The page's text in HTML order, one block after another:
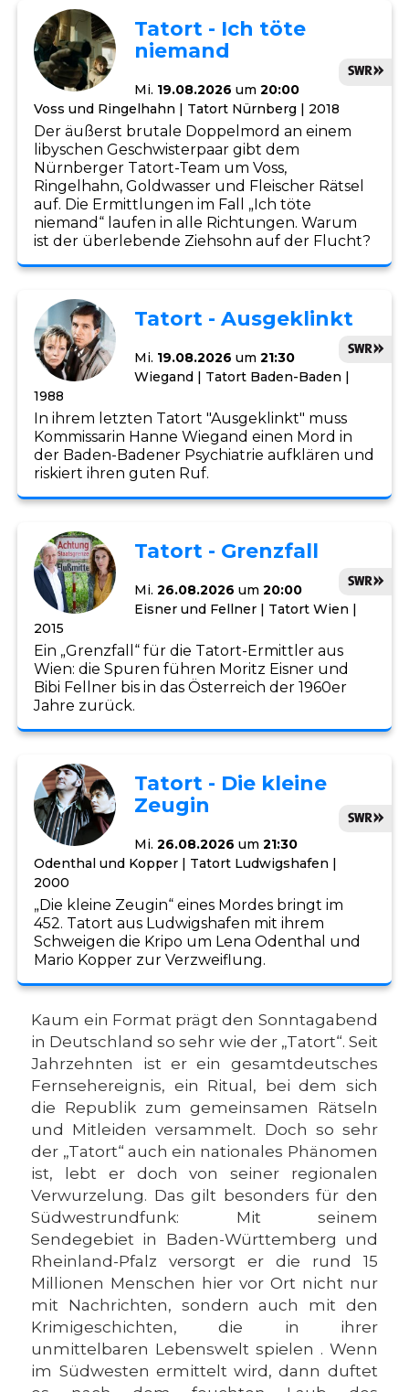
Tatort - Ich töte
niemand
Mi. 19.08.2026 um20:00
Voss und Ringelhahn | Tatort Nürnberg | 2018
Der äußerst brutale Doppelmord an einem
libyschen Geschwisterpaar gibt dem
Nürnberger Tatort-Team um Voss,
Ringelhahn, Goldwasser und Fleischer Rätsel
auf. Die Ermittlungen im Fall „Ich töte
niemand“ laufen in alle Richtungen. Warum
ist der überlebende Ziehsohn auf der Flucht?
Tatort - Ausgeklinkt
Mi. 19.08.2026 um21:30
Wiegand | Tatort Baden-Baden |
1988
In ihrem letzten Tatort "Ausgeklinkt" muss
Kommissarin Hanne Wiegand einen Mord in
der Baden-Badener Psychiatrie aufklären und
riskiert ihren guten Ruf.
Tatort - Grenzfall
Mi.26.08.2026 um20:00
Eisner und Fellner | Tatort Wien |
2015
Ein „Grenzfall“ für die Tatort-Ermittler aus
Wien: die Spuren führen Moritz Eisner und
Bibi Fellner bis in das Österreich der 1960er
Jahre zurück.
Tatort - Die kleine
Zeugin
Mi.26.08.2026 um21:30
Odenthal und Kopper | Tatort Ludwigshafen |
2000
„Die kleine Zeugin“ eines Mordes bringt im
452. Tatort aus Ludwigshafen mit ihrem
Schweigen die Kripo um Lena Odenthal und
Mario Kopper zur Verzweiflung.
Kaum ein Format prägt den Sonntagabend
in Deutschland so sehr wie der „Tatort“. Seit
Jahrzehnten ist er ein gesamtdeutsches
Fernsehereignis, ein Ritual, bei dem sich
die Republik zum gemeinsamen Rätseln
und Mitleiden versammelt. Doch so sehr
der „Tatort“ auch ein nationales Phänomen
ist, lebt er doch von seiner regionalen
Verwurzelung. Das gilt besonders für den
Südwestrundfunk: Mit seinem
Sendegebiet in Baden-Württemberg und
Rheinland-Pfalz versorgt er die rund 15
Millionen Menschen hier vor Ort nicht nur
mit Nachrichten, sondern auch mit den
Krimigeschichten, die in ihrer
unmittelbaren Lebenswelt spielen . Wenn
im Südwesten ermittelt wird, dann duftet